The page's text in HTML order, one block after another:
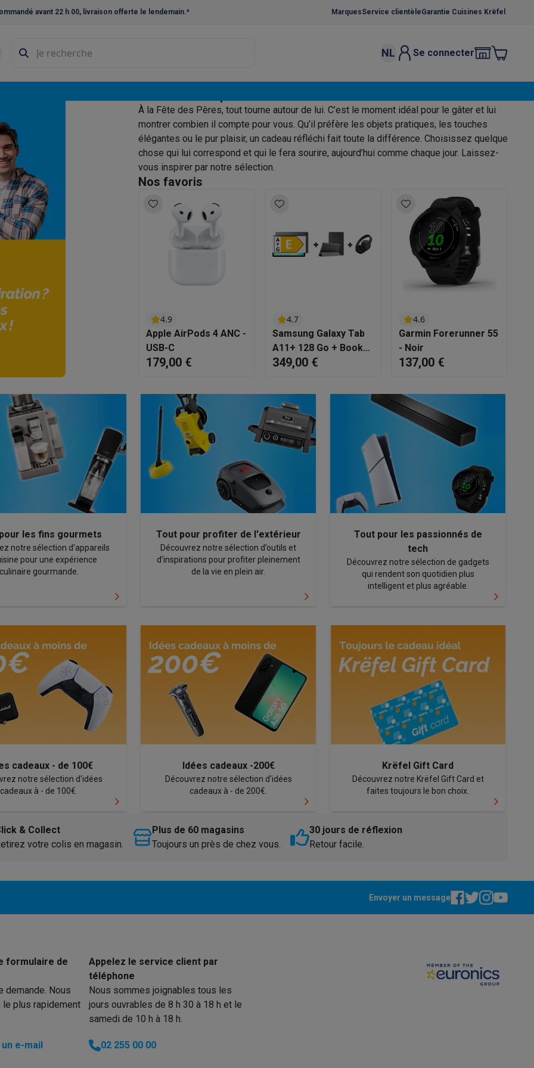
avant 22 h 00, livraison offerte le lendemain.* MarquesService clientèleGarantie Cuisines Krëfel
Réfrigérateurs pose-libreFrigos américainsCaves à vinCongélateurs
encastrables Réfrigérateurs encastrables Congélateurs encastrables Caves à vin encastrables Micro-ondes encastrables
vitrocéramiques Taques au gazTaques avec hotte intégréePoêlesCasseroles
Cuisinières au gaz
café et expresso
à expresso Machines à capsules & dosettes Nespresso Café, capsules & dosettesAccessoires
Machines à jus Yaourtières
Accessoires
Robots chauffants Machines à pâtes
Accessoires
à pizzaAccessoires
au gaz
Cartouches filtrantes Machines à glaçons
Ustensiles & gadgets de cuisine
à composter
traîneaux Aspirateurs chantier Sacs d'aspirateur
Robots tondeuses Robots piscineRobots lave-vitres
tapisNettoyeurs haute pression Nettoyeurs de vitres SerpillièresAccessoires
vapeurCentres de repassage Planches à repasserAccessoires
Accessoires
Stations météo
Soin des animaux
Traceurs GPS animaux
soufflantesMultistylers
Bigoudis chauffants
Tondeuses cheveux
Accessoires
& épaulesPistolets de massage
de circulation sanguine Lampes infrarouges ThermomètresAccessoires
Humidificateurs
TV TCLSupports TV
Media streamers
Lecteurs DVD & Blu-Ray
Écouteurs de sport
Enceintes de fête
portablesAccessoires audio
Appareils Canon
SDTrépieds & supports
Accessoires action cam
Coques Galaxy Flip8 & Fold8 (Ultra)
PC Copilot+
PC Microphones Stations d'acceuil Lecteurs CD externes
Housses pour tablette LiseusesAccessoires
Wi-FiMesh Wi-Fi SwitchsCâbles de réseau
NL Se connecter
un
idéal
vous
À la Fête des Pères, tout tourne autour de lui. C’est le moment idéal pour le gâter et lui
montrer combien il compte pour vous. Qu’il préfère les objets pratiques, les touches
élégantes ou le pur plaisir, un cadeau réfléchi fait toute la différence. Choisissez quelque
chose qui lui correspond et qui le fera sourire, aujourd’hui comme chaque jour. Laissez-
vous inspirer par notre sélection.
Nos favoris
4.9
Apple AirPods 4 ANC -
USB-C
179,00 €
4.7
Samsung Galaxy Tab
A11+ 128 Go + Book
Cover + JBL Tune
349,00 €
4.6
Garmin Forerunner 55
- Noir
137,00 €
les fins gourmets
notre sélection d’appareils
pour une expérience
culinaire gourmande.
Tout pour profiter de l'extérieur
Découvrez notre sélection d’outils et
d’inspirations pour profiter pleinement
de la vie en plein air.
Tout pour les passionnés de
tech
Découvrez notre sélection de gadgets
qui rendent son quotidien plus
intelligent et plus agréable.
cadeaux - de 100€
notre sélection d'idées
cadeaux à - de 100€.
Idées cadeaux -200€
Découvrez notre sélection d'idées
cadeaux à - de 200€.
Krëfel Gift Card
Découvrez notre Krëfel Gift Card et
faites toujours le bon choix.
& Collect
votre colis en magasin.
Plus de 60 magasins
Toujours un près de chez vous.
30 jours de réflexion
Retour facile.
Envoyer un message
formulaire de
demande. Nous
plus rapidement
e-mail
Appelez le service client par
téléphone
Nous sommes joignables tous les
jours ouvrables de 8 h 30 à 18 h et le
samedi de 10 h à 18 h.
02 255 00 00